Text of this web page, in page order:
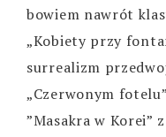
bowiem nawrót
„Kobiety przy
surrealizm
„Czerwonym
”Masakra w Korei”